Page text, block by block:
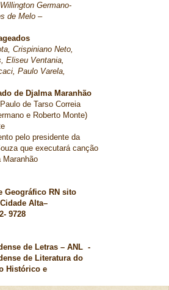
Germano-
de Melo –
Crispiniano Neto,
Eliseu Ventania,
Paulo Varela,
de Djalma Maranhão
de Tarso Correia
e Roberto Monte)
pelo presidente da
que executará canção
Maranhão
Geográfico RN sito
Alta–
9728
de Letras – ANL -
de Literatura do
Histórico e